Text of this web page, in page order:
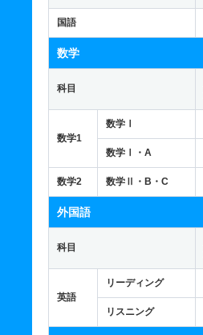
国語
数学
科目
数学1
数学Ⅰ
数学Ⅰ・A
数学2 数学Ⅱ・B・C
外国語
科目
英語
リーディング
リスニング